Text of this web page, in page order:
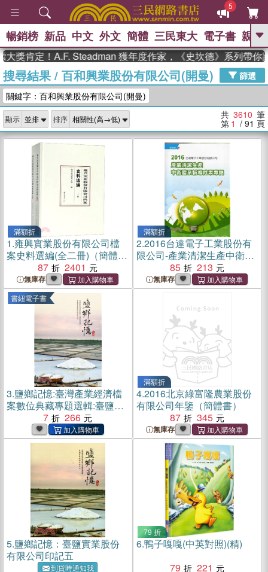
5
GO
熱搜： 東野圭吾 、 高希均教授回憶錄
、 The Odyssey 、 父親節 、 如果歷
史是一群喵
獎 臺灣漫遊錄 、 方念華 、 台灣的李
登輝時代
數學女孩：黎曼猜想 、
偉大的迷走神經
暢銷榜 新品 中文 外文 簡體 三民東大 電子書 親子
定！A.F. Steadman 獲年度作家，《史坎德》系列帶你踏上
搜尋結果/ 百和興業股份有限公司(開曼)
篩選
關鍵字：百和興業股份有限公司(開曼)
顯示 排序 共 3610 筆
第 1 / 91 頁
滿額折
1.雍興實業股份有限公司檔
案史料選編(全二冊)（簡體
87 2401
無庫存
滿額折
2.2016台達電子工業股份有
限公司-產業清潔生產中衛體
系輔導成果專輯
85 213
無庫存
書紐電子書
3.鹽鄉記憶:臺灣產業經濟檔
案數位典藏專題選輯:臺鹽實
業股份有限公司-印記五(電子
7 266
滿額折
4.2016北京綠富隆農業股份
有限公司年鑒（簡體書）
87
345
無庫存
5.鹽鄉記憶：臺鹽實業股份
有限公司印記五
到貨時通知我
79 折
6.鴨子嘎嘎(中英對照)(精)
79
221